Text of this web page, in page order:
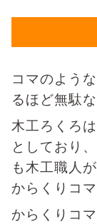
コマのよう
るほど無駄
木工ろくろ
としており
も木工職人
からくりコ
からくりコ